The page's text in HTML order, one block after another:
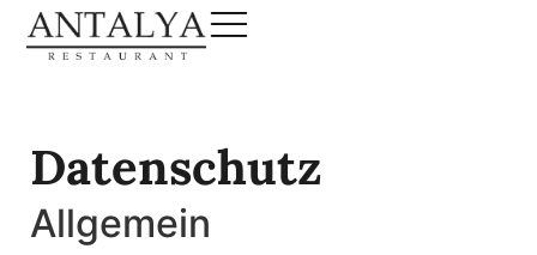
Datenschutz
Allgemein